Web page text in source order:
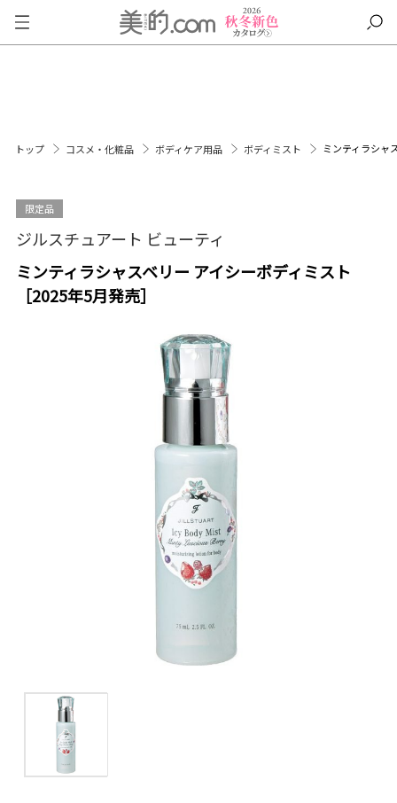
トップ コスメ・化粧品 ボディケア用品 ボディミスト ミンティラシャ
限定品
ジルスチュアート ビューティ
ミンティラシャスベリー アイシーボディミスト
［2025年5月発売］